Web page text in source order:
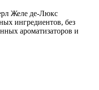
Желе де-Люкс
ингредиентов, без
ароматизаторов и